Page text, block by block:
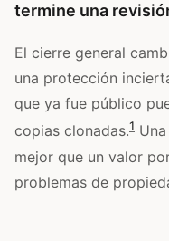
termine una
El cierre general
una protección
que ya fue público
copias clonadas.1
mejor que un valor
problemas de